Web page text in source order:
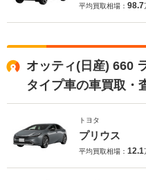
平均買取相場： 98.7
オッティ(日産) 660
タイプ車の車買取・
トヨタ
プリウス
平均買取相場： 12.1